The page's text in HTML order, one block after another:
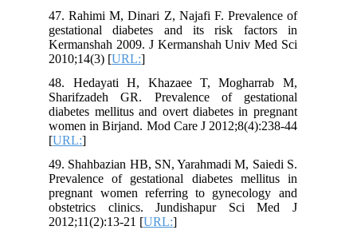
47. Rahimi M, Dinari Z, Najafi F. Prevalence of
gestational diabetes and its risk factors in
Kermanshah 2009. J Kermanshah Univ Med Sci
2010;14(3) [URL:
48. Hedayati H, Khazaee T, Mogharrab M,
Sharifzadeh GR. Prevalence of gestational
diabetes mellitus and overt diabetes in pregnant
women in Birjand. Mod Care J 2012;8(4):238-44
[URL:
49. Shahbazian HB, SN, Yarahmadi M, Saiedi S.
Prevalence of gestational diabetes mellitus in
pregnant women referring to gynecology and
obstetrics clinics. Jundishapur Sci Med J
2012;11(2):13-21 [URL: